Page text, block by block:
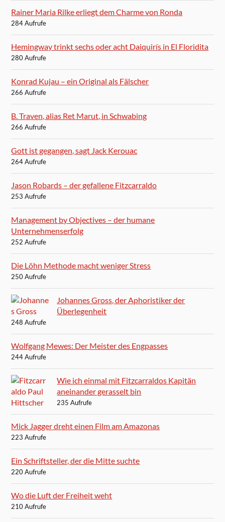
Rainer Maria Rilke erliegt dem Charme von Ronda
284 Aufrufe
Hemingway trinkt sechs oder acht Daiquirís in El Floridita
280 Aufrufe
Konrad Kujau – ein Original als Fälscher
266 Aufrufe
B. Traven, alias Ret Marut, in Schwabing
266 Aufrufe
Gott ist gegangen, sagt Jack Kerouac
264 Aufrufe
Jason Robards – der gefallene Fitzcarraldo
253 Aufrufe
Management by Objectives – der humane
Unternehmenserfolg
252 Aufrufe
Die Löhn Methode macht weniger Stress
250 Aufrufe
Johannes Gross, der Aphoristiker der
Überlegenheit
248 Aufrufe
Wolfgang Mewes: Der Meister des Engpasses
244 Aufrufe
Wie ich einmal mit Fitzcarraldos Kapitän
aneinander gerasselt bin
235 Aufrufe
Mick Jagger dreht einen Film am Amazonas
223 Aufrufe
Ein Schriftsteller, der die Mitte suchte
220 Aufrufe
Wo die Luft der Freiheit weht
210 Aufrufe